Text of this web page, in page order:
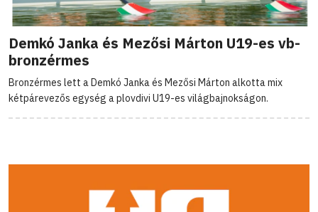
Demkó Janka és Mezősi Márton U19-es vb-
bronzérmes
Bronzérmes lett a Demkó Janka és Mezősi Márton alkotta mix
kétpárevezős egység a plovdivi U19-es világbajnokságon.